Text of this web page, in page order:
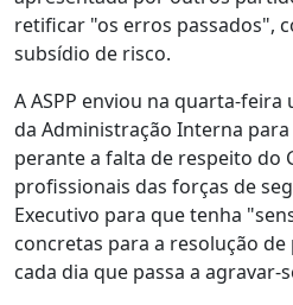
retificar "os erros passados",
subsídio de risco.
A ASPP enviou na quarta-
da Administração Interna
perante a falta de respeito do
profissionais das forças de
Executivo para que tenha
concretas para a resolução
cada dia que passa a agravar-